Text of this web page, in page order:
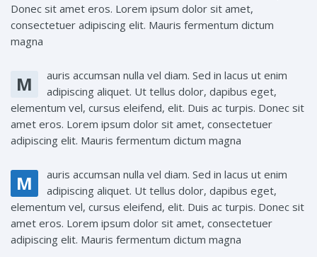
Donec sit amet eros. Lorem ipsum dolor sit amet,
consectetuer adipiscing elit. Mauris fermentum dictum
magna
M
auris accumsan nulla vel diam. Sed in lacus ut enim
adipiscing aliquet. Ut tellus dolor, dapibus eget,
elementum vel, cursus eleifend, elit. Duis ac turpis. Donec sit
amet eros. Lorem ipsum dolor sit amet, consectetuer
adipiscing elit. Mauris fermentum dictum magna
M
auris accumsan nulla vel diam. Sed in lacus ut enim
adipiscing aliquet. Ut tellus dolor, dapibus eget,
elementum vel, cursus eleifend, elit. Duis ac turpis. Donec sit
amet eros. Lorem ipsum dolor sit amet, consectetuer
adipiscing elit. Mauris fermentum dictum magna